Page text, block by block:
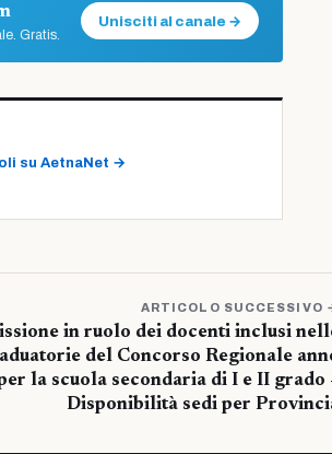
Gratis.
Unisciti al canale →
su AetnaNet →
ARTICOLO SUCCESSIVO
in ruolo dei docenti inclusi
del Concorso Regionale
la scuola secondaria di I e II grado
Disponibilità sedi per